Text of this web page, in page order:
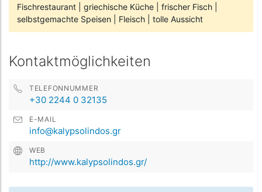
Fischrestaurant griechische Küche frischer Fisch
selbstgemachte Speisen
Fleisch tolle Aussicht
Kontaktmöglichkeiten
TELEFONNUMMER
+30 2244 0 32135
E-MAIL
info@kalypsolindos.gr
WEB
http://www.kalypsolindos.gr/